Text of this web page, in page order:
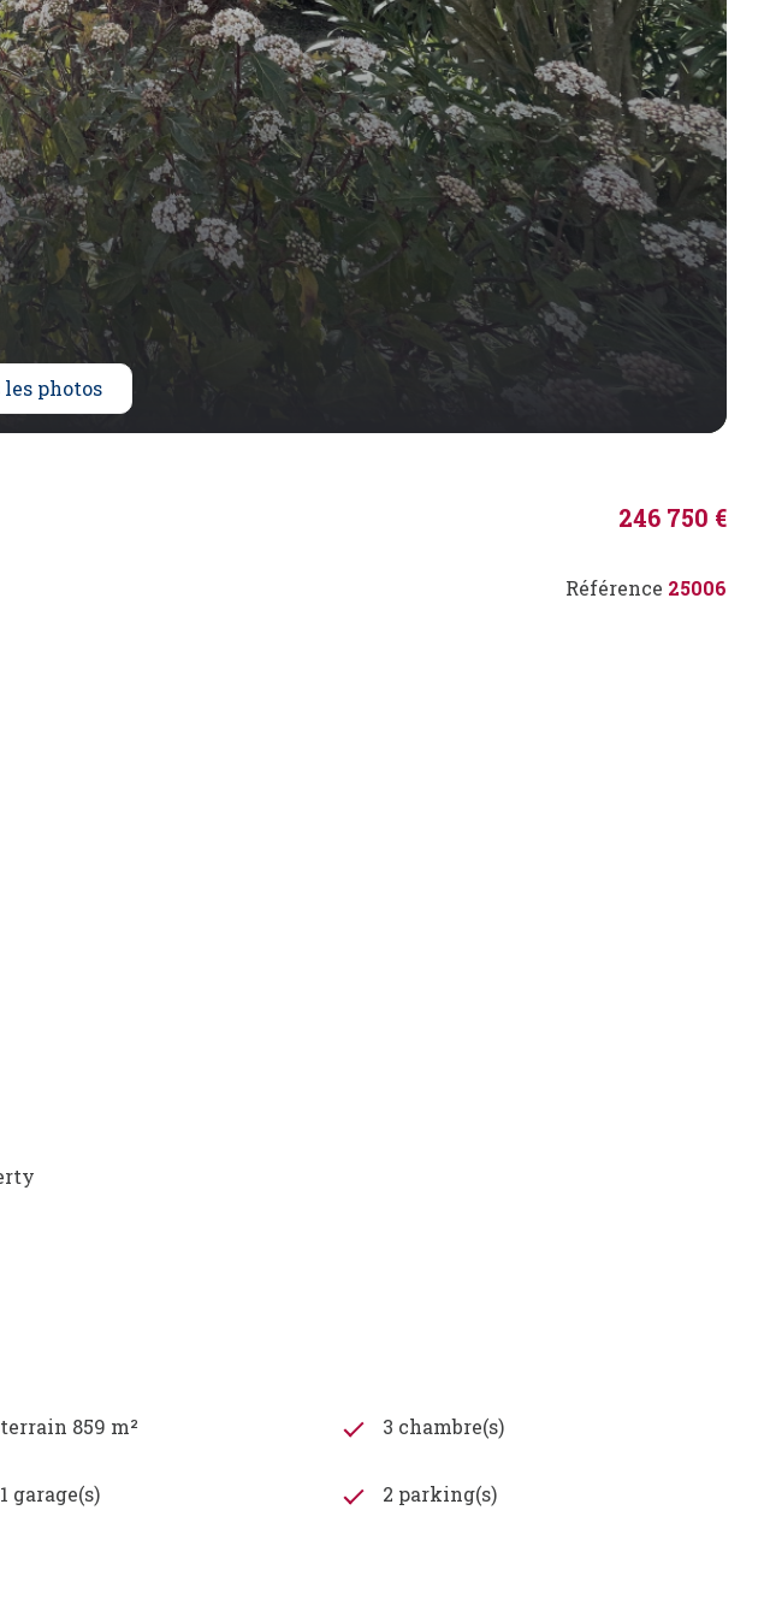
photos
246 750 €
Référence 25006
terrain 859 m² 3 chambre(s)
1 garage(s) 2 parking(s)